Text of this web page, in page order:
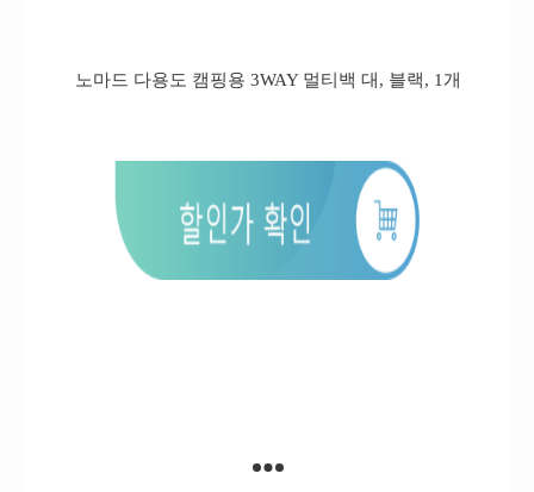
노마드 다용도 캠핑용 3WAY 멀티백 대, 블랙, 1개